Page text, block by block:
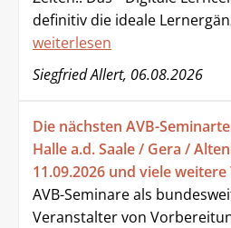
definitiv die ideale
weiterlesen
Siegfried Allert, 06.08.2026
Die nächsten AVB-
Halle a.d. Saale / Gera /
11.09.2026 und viele
AVB-Seminare als
Veranstalter von